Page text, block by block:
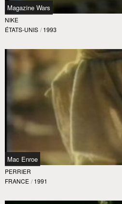
Magazine Wars
NIKE
ÉTATS-UNIS / 1993
Mac Enroe
PERRIER
FRANCE / 1991